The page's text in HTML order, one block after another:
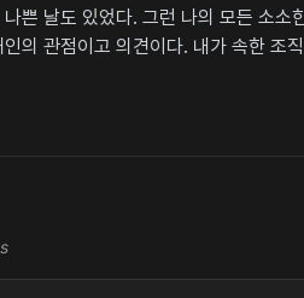
쁜 날도 있었다. 그런 나의 모든 소소
의 관점이고 의견이다. 내가 속한 조